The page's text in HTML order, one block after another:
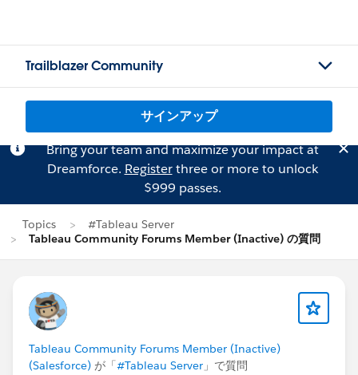
Trailblazer Community
サインアップ
Bring your team and maximize your impact at
Dreamforce. Registerthree or more to unlock
$999 passes.
Topics
#Tableau Server
Tableau Community Forums Member (Inactive) の質問
Tableau Community Forums Member (Inactive)
(Salesforce) が「#Tableau Server 」で質問